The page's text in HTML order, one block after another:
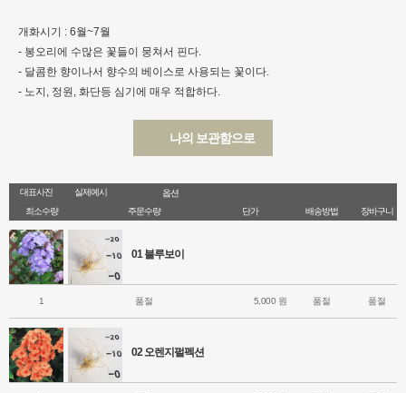
개화시기 : 6월~7월
- 봉오리에 수많은 꽃들이 뭉쳐서 핀다.
- 달콤한 향이나서 향수의 베이스로 사용되는 꽃이다.
- 노지, 정원, 화단등 심기에 매우 적합하다.
나의 보관함으로
대표사진 실제예시
옵션
최소수량
주문수량 단가 배송방법 장바구니
01 블루보이
1 품절 5,000 원 품절 품절
02 오렌지펄펙션